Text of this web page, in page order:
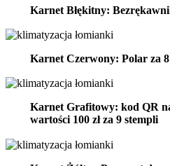
Karnet Błękitny:
Karnet Czerwony: Polar za
Karnet Grafitowy: kod QR
wartości 100 zł za 9 stempli